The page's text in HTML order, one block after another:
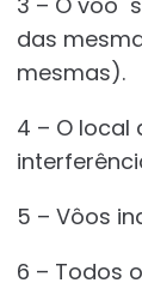
das
mesmas).
4 – O local
5 – Vôos
6 – Todos